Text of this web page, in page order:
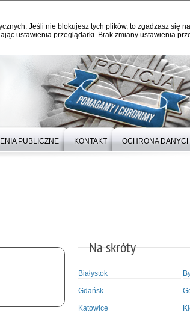
Jeśli nie blokujesz tych plików, to zgadzasz się
ustawienia przeglądarki. Brak zmiany ustawienia
PUBLICZNE KONTAKT OCHRONA DANYCH
Na skróty
Białystok
Gdańsk
Katowice